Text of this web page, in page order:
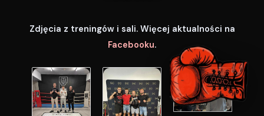
Zdjęcia z treningów i sali. Więcej aktualności na
Facebooku.